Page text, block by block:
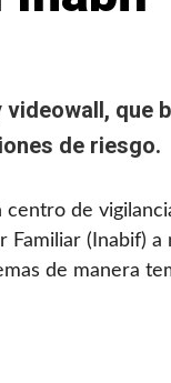
que
de riesgo.
de
(Inabif) a
de manera